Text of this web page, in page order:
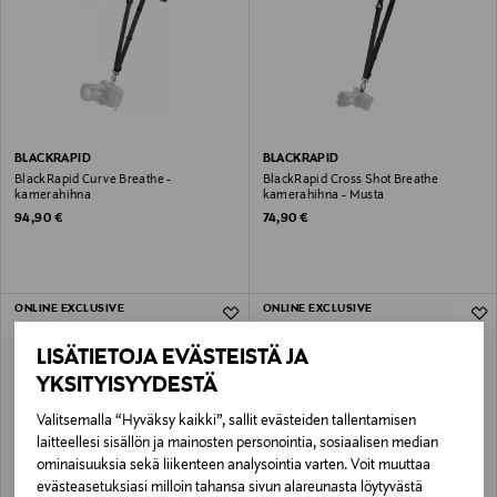
LISÄTIETOJA EVÄSTEISTÄ JA
YKSITYISYYDESTÄ
Valitsemalla “Hyväksy kaikki”, sallit evästeiden tallentamisen
laitteellesi sisällön ja mainosten personointia, sosiaalisen median
ominaisuuksia sekä liikenteen analysointia varten. Voit muuttaa
evästeasetuksiasi milloin tahansa sivun alareunasta löytyvästä
BLACKRAPID
BlackRapid Curve Breathe -
kamerahihna
Original Price
94,90 €
BLACKRAPID
BlackRapid Cross Shot Breathe
kamerahihna - Musta
Original Price
74,90 €
ONLINE EXCLUSIVE ONLINE EXCLUSIVE